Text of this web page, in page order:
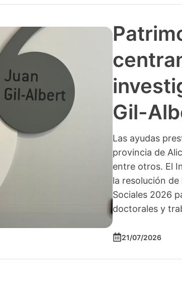
Gil-
Las ayudas
provincia de
entre otros. El
la resolución
Sociales 2026
doctorales y
21/07/2026